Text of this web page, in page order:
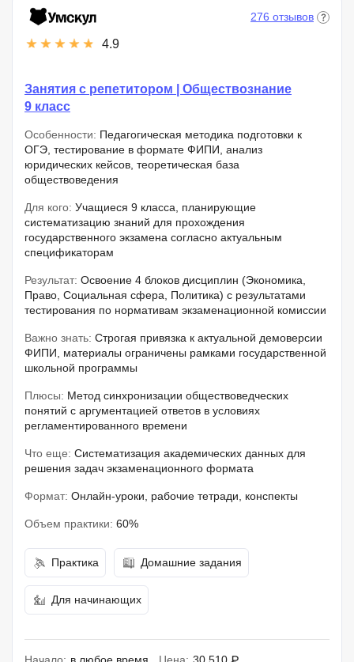
4.9
276 отзывов
Занятия с репетитором | Обществознание
9 класс
Особенности: Педагогическая методика подготовки к
ОГЭ, тестирование в формате ФИПИ, анализ
юридических кейсов, теоретическая база
обществоведения
Для кого: Учащиеся 9 класса, планирующие
систематизацию знаний для прохождения
государственного экзамена согласно актуальным
спецификаторам
Результат: Освоение 4 блоков дисциплин (Экономика,
Право, Социальная сфера, Политика) с результатами
тестирования по нормативам экзаменационной комиссии
Важно знать: Строгая привязка к актуальной демоверсии
ФИПИ, материалы ограничены рамками государственной
школьной программы
Плюсы: Метод синхронизации обществоведческих
понятий с аргументацией ответов в условиях
регламентированного времени
Что еще: Систематизация академических данных для
решения задач экзаменационного формата
Формат: Онлайн-уроки, рабочие тетради, конспекты
Объем практики: 60%
Практика Домашние задания
Для начинающих